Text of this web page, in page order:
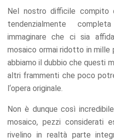
Nel nostro difficile compito
tendenzialmente
immaginare che ci sia
mosaico ormai ridotto in mille
abbiamo il dubbio che questi
altri frammenti che poco
l‘opera originale.
Non è dunque così
mosaico, pezzi considerati
rivelino in realtà parte
content and
offers.